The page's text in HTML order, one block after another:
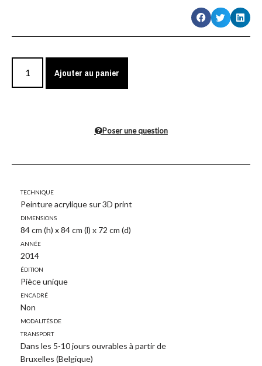
Ajouter au panier
Poser une question
Technique
Peinture acrylique sur 3D print
Dimensions
84 cm (h) x 84 cm (l) x 72 cm (d)
Année
2014
Édition
Pièce unique
Encadré
Non
Modalités de
transport
Dans les 5-10 jours ouvrables à partir de
Bruxelles (Belgique)